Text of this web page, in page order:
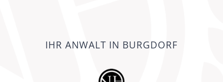
IHR ANWALT IN BURGDORF